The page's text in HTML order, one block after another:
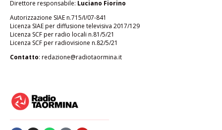
Direttore responsabile: Luciano Fiorino
Autorizzazione SIAE n.715/I/07-841
Licenza SIAE per diffusione televisiva 2017/129
Licenza SCF per radio locali n.81/5/21
Licenza SCF per radiovisione n.82/5/21
Contatto: redazione@radiotaormina.it